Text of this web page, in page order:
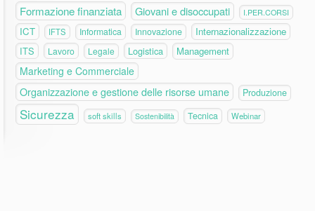
Formazione finanziata Giovani e disoccupati I.PER.CORSI
ICT IFTS Informatica Innovazione
Internazionalizzazione
ITS
Lavoro Legale Logistica Management
Marketing e Commerciale
Organizzazione e gestione delle risorse umane Produzione
Sicurezza soft skills Sostenibilità Tecnica Webinar